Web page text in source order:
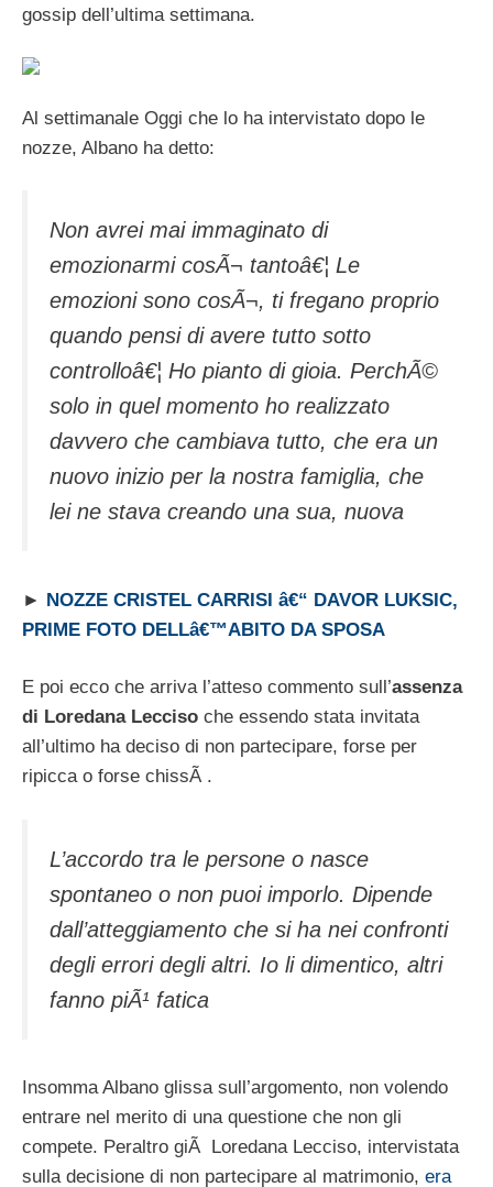
gossip dell’ultima settimana.
Al settimanale Oggi che lo ha intervistato dopo le
nozze, Albano ha detto:
Non avrei mai immaginato di
emozionarmi cosÃ¬ tantoâ€¦ Le
emozioni sono cosÃ¬, ti fregano proprio
quando pensi di avere tutto sotto
controlloâ€¦ Ho pianto di gioia. PerchÃ©
solo in quel momento ho realizzato
davvero che cambiava tutto, che era un
nuovo inizio per la nostra famiglia, che
lei ne stava creando una sua, nuova
► NOZZE CRISTEL CARRISI â€“ DAVOR LUKSIC,
PRIME FOTO DELLâ€™ABITO DA SPOSA
E poi ecco che arriva l’atteso commento sull’assenza
di Loredana Lecciso che essendo stata invitata
all’ultimo ha deciso di non partecipare, forse per
ripicca o forse chissÃ .
L’accordo tra le persone o nasce
spontaneo o non puoi imporlo. Dipende
dall’atteggiamento che si ha nei confronti
degli errori degli altri. Io li dimentico, altri
fanno piÃ¹ fatica
Insomma Albano glissa sull’argomento, non volendo
entrare nel merito di una questione che non gli
compete. Peraltro giÃ Loredana Lecciso, intervistata
sulla decisione di non partecipare al matrimonio, era